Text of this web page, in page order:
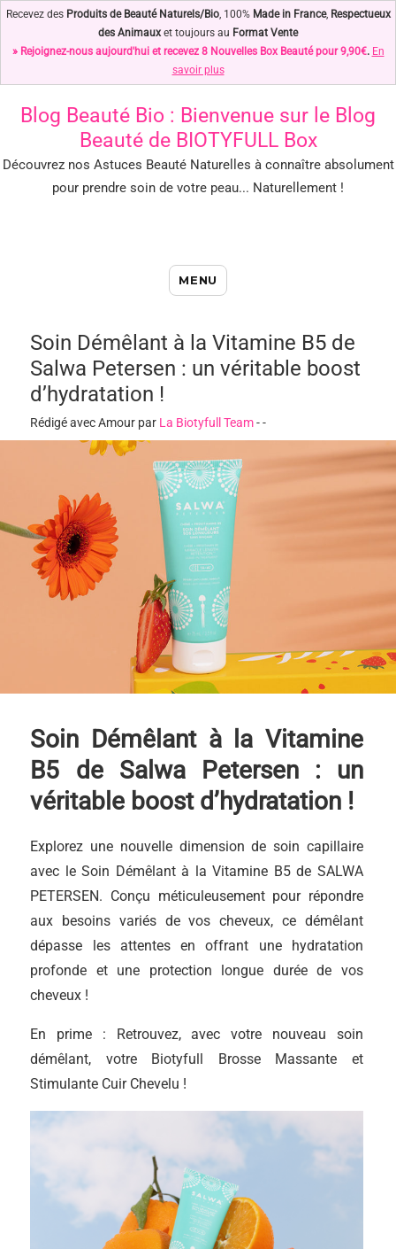
Recevez des Produits de Beauté Naturels/Bio, 100% Made in France, Respectueux
des Animauxet toujours au Format Vente
» Rejoignez-nous aujourd'hui et recevez 8 Nouvelles Box Beauté pour 9,90€. En
savoir plus
Blog Beauté Bio : Bienvenue sur le Blog
Beauté de BIOTYFULL Box
Découvrez nos Astuces Beauté Naturelles à connaître absolument
pour prendre soin de votre peau... Naturellement !
Blog Beauté Bio : Notre Top des
Astuces Beauté Naturelles !
MENU
Soin Démêlant à la Vitamine B5 de
Salwa Petersen : un véritable boost
d’hydratation !
Rédigé avec Amour par La Biotyfull Team--
Soin Démêlant à la Vitamine
B5 de Salwa Petersen : un
véritable boost d’hydratation !
Explorez une nouvelle dimension de soin capillaire
avec le Soin Démêlant à la Vitamine B5 de SALWA
PETERSEN. Conçu méticuleusement pour répondre
aux besoins variés de vos cheveux, ce démêlant
dépasse les attentes en offrant une hydratation
profonde et une protection longue durée de vos
cheveux !
En prime : Retrouvez, avec votre nouveau soin
démêlant, votre Biotyfull Brosse Massante et
Stimulante Cuir Chevelu !